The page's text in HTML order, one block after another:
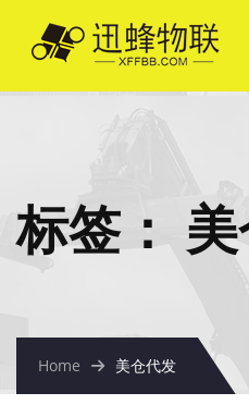
标签：
Home 美仓代发